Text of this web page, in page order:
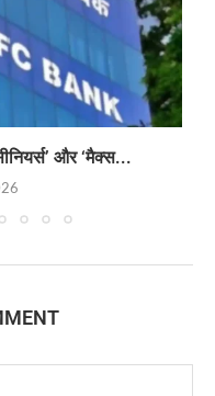
और ‘मैक्स...